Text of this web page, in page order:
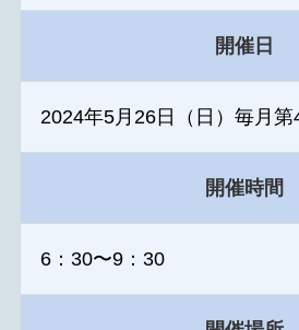
開催日
2024年5月26日（日）毎月第
開催時間
6：30〜9：30